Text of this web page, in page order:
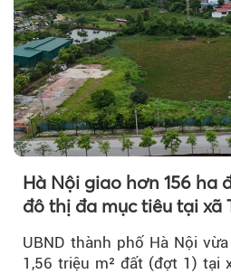
Hà Nội giao hơn 156 ha
đô thị đa mục tiêu tại xã
UBND thành phố Hà Nội
1,56 triệu m² đất (đợt 1) tại